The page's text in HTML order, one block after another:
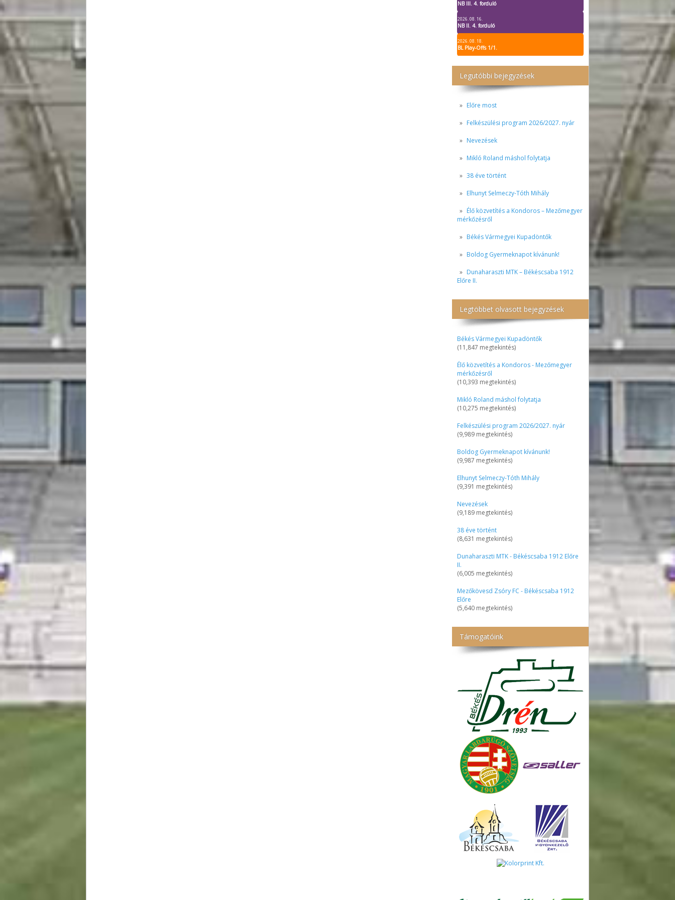
NB III. 4. forduló
2026. 08. 16.
NB II. 4. forduló
2026. 08. 18.
BL Play-Offs 1/1.
Legutóbbi bejegyzések
Előre most
Felkészülési program 2026/2027. nyár
Nevezések
Mikló Roland máshol folytatja
38 éve történt
Elhunyt Selmeczy-Tóth Mihály
Élő közvetítés a Kondoros – Mezőmegyer
mérkőzésről
Békés Vármegyei Kupadöntők
Boldog Gyermeknapot kívánunk!
Dunaharaszti MTK – Békéscsaba 1912
Előre II.
Legtöbbet olvasott bejegyzések
Békés Vármegyei Kupadöntők
(11,847 megtekintés)
Élő közvetítés a Kondoros - Mezőmegyer
mérkőzésről
(10,393 megtekintés)
Mikló Roland máshol folytatja
(10,275 megtekintés)
Felkészülési program 2026/2027. nyár
(9,989 megtekintés)
Boldog Gyermeknapot kívánunk!
(9,987 megtekintés)
Elhunyt Selmeczy-Tóth Mihály
(9,391 megtekintés)
Nevezések
(9,189 megtekintés)
38 éve történt
(8,631 megtekintés)
Dunaharaszti MTK - Békéscsaba 1912 Előre
II.
(6,005 megtekintés)
Mezőkövesd Zsóry FC - Békéscsaba 1912
Előre
(5,640 megtekintés)
Támogatóink